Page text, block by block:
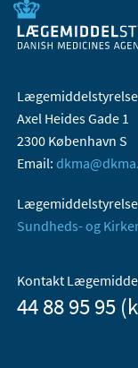
Axel Heides Gade 1
2300 København S
Email:
Sundheds- og
Kontakt
44 88 95 95